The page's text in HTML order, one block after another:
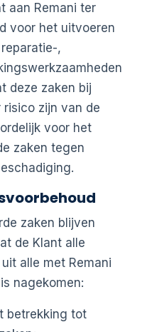
aan Remani ter
voor het uitvoeren
,
deze zaken bij
risico zijn van de
voor het
zaken tegen
zaken blijven
de Klant alle
alle met Remani
nagekomen:
betrekking tot